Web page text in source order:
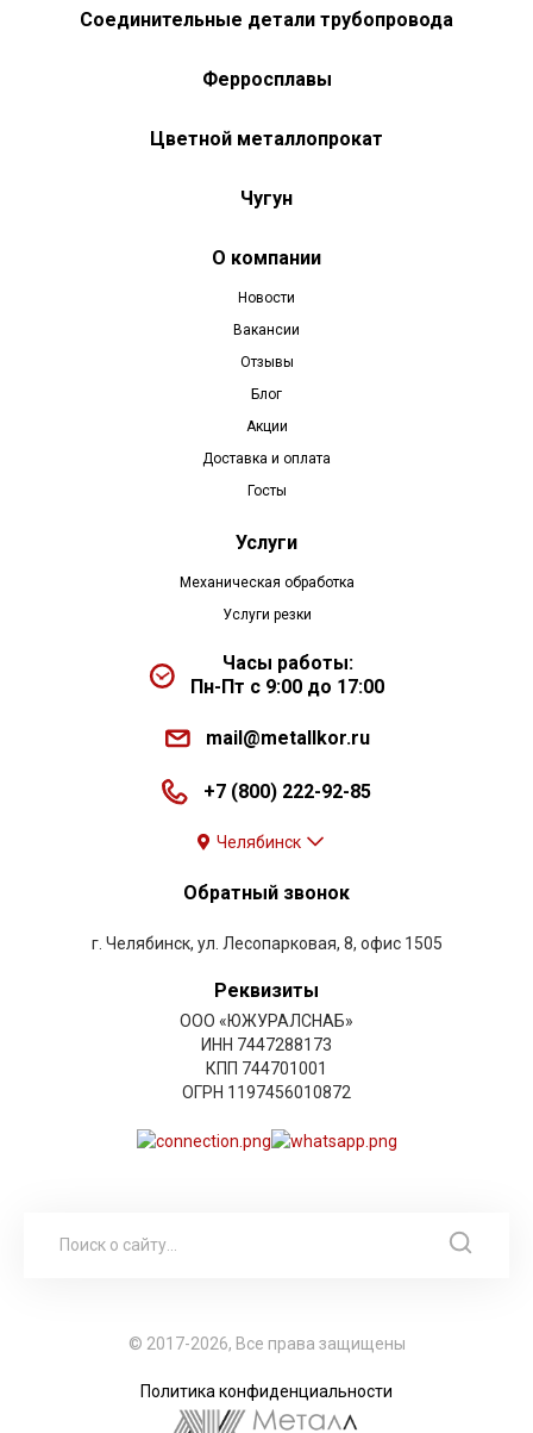
Соединительные детали трубопровода
Ферросплавы
Цветной металлопрокат
Чугун
О компании
Новости
Вакансии
Отзывы
Блог
Акции
Доставка и оплата
Госты
Услуги
Механическая обработка
Услуги резки
Часы работы:
Пн-Пт с 9:00 до 17:00
mail@metallkor.ru
+7 (800) 222-92-85
Челябинск
Обратный звонок
г. Челябинск, ул. Лесопарковая, 8, офис 1505
Реквизиты
ООО «ЮЖУРАЛСНАБ»
ИНН 7447288173
КПП 744701001
ОГРН 1197456010872
© 2017-2026, Все права защищены
Политика конфиденциальности